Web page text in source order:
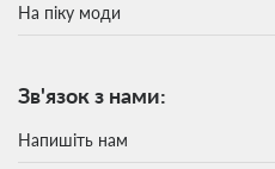
На піку моди
Зв'язок з нами:
Напишіть нам